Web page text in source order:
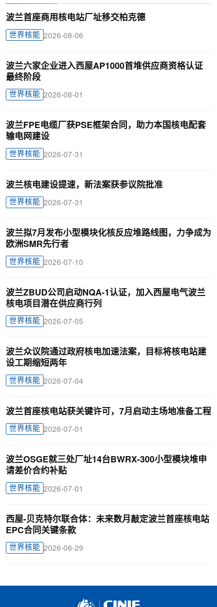
波兰首座商用核电站厂址移交柏克德
世界核能 2026-08-06
波兰六家企业进入西屋AP1000首堆供应商资格认证
最终阶段
世界核能 2026-08-01
波兰FPE电缆厂获PSE框架合同，助力本国核电配套
输电网建设
世界核能 2026-07-31
波兰核电建设提速，新法案获参议院批准
世界核能 2026-07-31
波兰拟7月发布小型模块化核反应堆路线图，力争成为
欧洲SMR先行者
世界核能 2026-07-10
波兰ZBUD公司启动NQA-1认证，加入西屋电气波兰
核电项目潜在供应商行列
世界核能 2026-07-05
波兰众议院通过政府核电加速法案，目标将核电站建
设工期缩短两年
世界核能 2026-07-04
波兰首座核电站获关键许可，7月启动主场地准备工程
世界核能 2026-07-01
波兰OSGE就三处厂址14台BWRX-300小型模块堆申
请差价合约补贴
世界核能 2026-07-01
西屋-贝克特尔联合体：未来数月敲定波兰首座核电站
EPC合同关键条款
世界核能 2026-06-29